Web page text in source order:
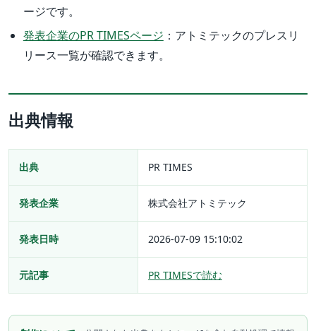
ージです。
発表企業のPR TIMESページ ：アトミテックのプレスリ
リース一覧が確認できます。
出典情報
出典 PR TIMES
発表企業 株式会社アトミテック
発表日時 2026-07-09 15:10:02
元記事 PR TIMESで読む